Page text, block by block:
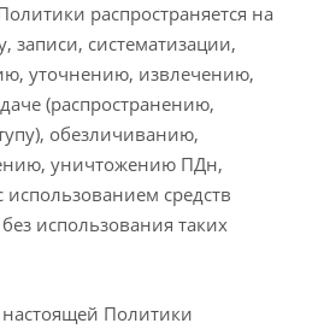
распространяется на
записи, систематизации,
уточнению, извлечению,
(распространению,
обезличиванию,
уничтожению ПДн,
использованием средств
использования таких
Политики